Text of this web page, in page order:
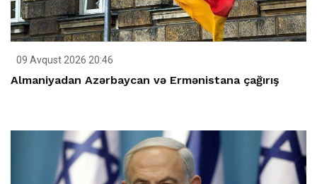
09 Avqust 2026 20:46
Almaniyadan Azərbaycan və Ermənistana çağırış